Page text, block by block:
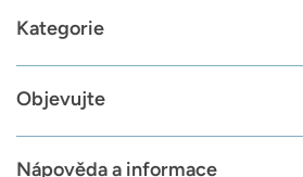
Kategorie
Objevujte
Nápověda a informace